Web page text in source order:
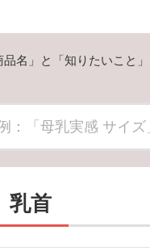
品名」と「知りたいこと
首